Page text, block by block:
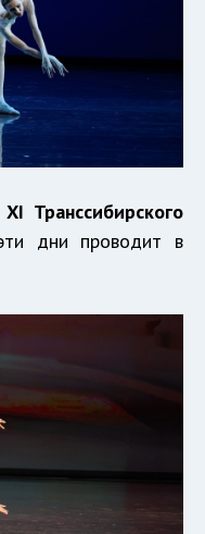
XI Транссибирского
дни проводит в